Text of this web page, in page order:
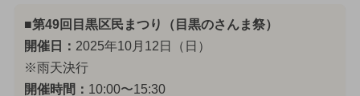
■第49回目黒区民まつり（目黒のさんま祭）
開催日： 2025年10月12日（日）
※雨天決行
開催時間： 10:00〜15:30